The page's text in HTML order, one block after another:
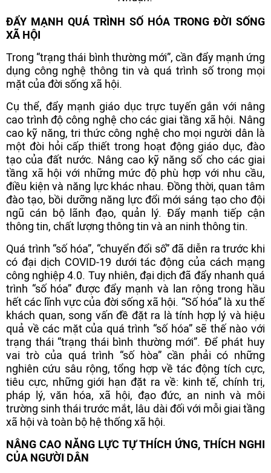
ĐẨY MẠNH QUÁ TRÌNH SỐ HÓA TRONG ĐỜI SỐNG
XÃ HỘI
Trong “trạng thái bình thường mới”, cần đẩy mạnh ứng
dụng công nghệ thông tin và quá trình số trong mọi
mặt của đời sống xã hội.
Cụ thể, đẩy mạnh giáo dục trực tuyến gắn với nâng
cao trình độ công nghệ cho các giai tầng xã hội. Nâng
cao kỹ năng, tri thức công nghệ cho mọi người dân là
một đòi hỏi cấp thiết trong hoạt động giáo dục, đào
tạo của đất nước. Nâng cao kỹ năng số cho các giai
tầng xã hội với những mức độ phù hợp với nhu cầu,
điều kiện và năng lực khác nhau. Đồng thời, quan tâm
đào tạo, bồi dưỡng năng lực đổi mới sáng tạo cho đội
ngũ cán bộ lãnh đạo, quản lý. Đẩy mạnh tiếp cận
thông tin, chất lượng thông tin và an ninh thông tin.
Quá trình “số hóa”, “chuyển đổi số” đã diễn ra trước khi
có đại dịch COVID-19 dưới tác động của cách mạng
công nghiệp 4.0. Tuy nhiên, đại dịch đã đẩy nhanh quá
trình “số hóa” được đẩy mạnh và lan rộng trong hầu
hết các lĩnh vực của đời sống xã hội. “Số hóa” là xu thế
khách quan, song vấn đề đặt ra là tính hợp lý và hiệu
quả về các mặt của quá trình “số hóa” sẽ thế nào với
trạng thái “trạng thái bình thường mới”. Để phát huy
vai trò của quá trình “số hòa” cần phải có những
nghiên cứu sâu rộng, tổng hợp về tác động tích cực,
tiêu cực, những giới hạn đặt ra về: kinh tế, chính trị,
pháp lý, văn hóa, xã hội, đạo đức, an ninh và môi
trường sinh thái trước mắt, lâu dài đối với mỗi giai tầng
xã hội và toàn bộ hệ thống xã hội.
NÂNG CAO NĂNG LỰC TỰ THÍCH ỨNG, THÍCH NGHI
CỦA NGƯỜI DÂN